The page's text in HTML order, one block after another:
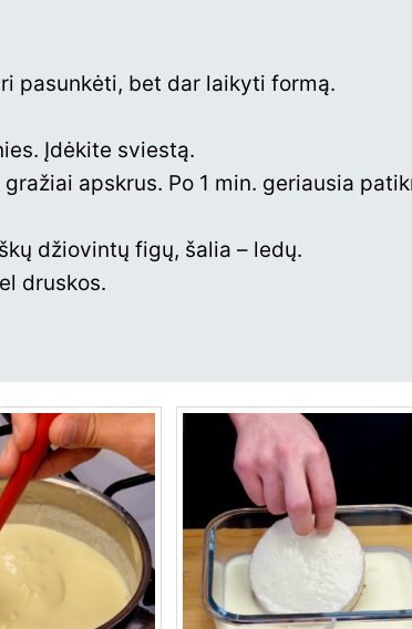
pasunkėti, bet dar laikyti formą.
Įdėkite sviestą.
apskrus. Po 1 min. geriausia
džiovintų figų, šalia – ledų.
druskos.